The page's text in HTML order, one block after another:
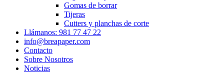
Gomas de borrar
Tijeras
Cutters y planchas de corte
Llámanos: 981 77 47 22
info@breapaper.com
Contacto
Sobre Nosotros
Noticias